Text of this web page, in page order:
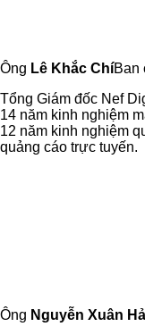
Ông Lê Khắc ChíBan
Tổng Giám đốc Nef
14 năm kinh nghiệm
12 năm kinh nghiệm
quảng cáo trực tuyến.
Ông Nguyễn Xuân